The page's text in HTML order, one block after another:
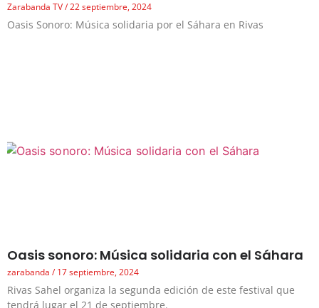
Zarabanda TV 22 septiembre, 2024
Oasis Sonoro: Música solidaria por el Sáhara en Rivas
Oasis sonoro: Música solidaria con el Sáhara
zarabanda 17 septiembre, 2024
Rivas Sahel organiza la segunda edición de este festival que
tendrá lugar el 21 de septiembre.